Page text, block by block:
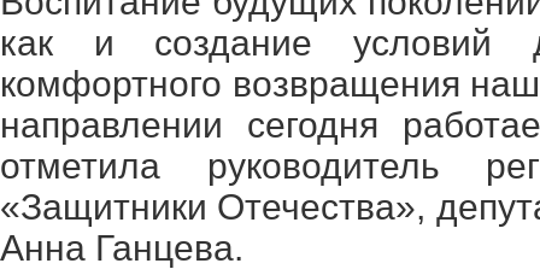
как и создание условий
комфортного возвращения
направлении сегодня
отметила руководитель
«Защитники Отечества»,
Анна Ганцева.